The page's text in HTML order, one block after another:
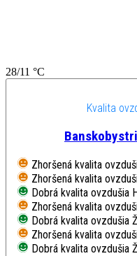
28/11 °C
Kvalita
Zhoršená kvalita
Zhoršená kvalita
Dobrá kvalita ovzdušia
Zhoršená kvalita
Dobrá kvalita ovzdušia
Zhoršená kvalita
Dobrá kvalita ovzdušia